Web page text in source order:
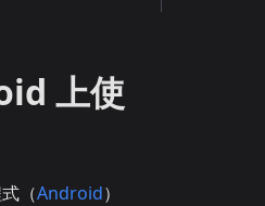
上使
（Android）